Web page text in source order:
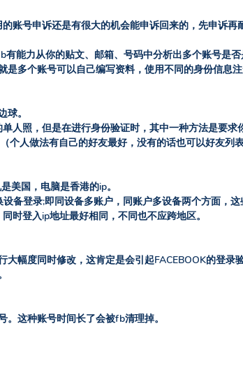
账号申诉还是有很大的机会能申诉回来的，先申诉
能力从你的贴文、邮箱、号码中分析出多个账号是否
多个账号可以自己编写资料，使用不同的身份信息注
。
人照，但是在进行身份验证时，其中一种方法是要
人做法有自己的好友最好，没有的话也可以好友列
美国，电脑是香港的ip。
登录;即同设备多账户，同账户多设备两个方面，这
时登入ip地址最好相同，不同也不应跨地区。
幅度同时修改，这肯定是会引起FACEBOOK的登录
这种账号时间长了会被fb清理掉。